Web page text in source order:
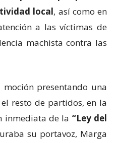
local, así como en
a las víctimas de
machista contra las
moción presentando una
resto de partidos, en la
inmediata de la “Ley del
su portavoz, Marga